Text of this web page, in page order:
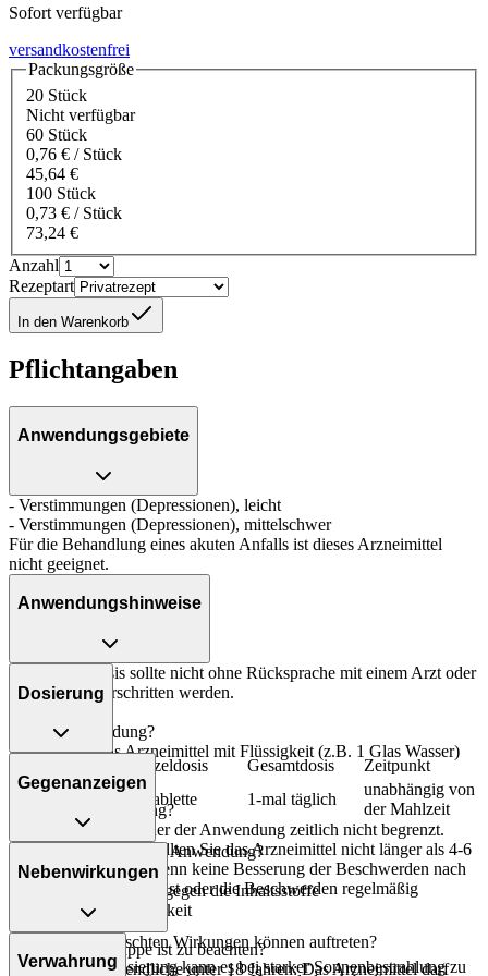
Sofort verfügbar
versandkostenfrei
Packungsgröße
20 Stück
Nicht verfügbar
60 Stück
0,76 € / Stück
45,64 €
100 Stück
0,73 € / Stück
73,24 €
Anzahl
Rezeptart
In den Warenkorb
Pflichtangaben
Anwendungsgebiete
- Verstimmungen (Depressionen), leicht
- Verstimmungen (Depressionen), mittelschwer
Für die Behandlung eines akuten Anfalls ist dieses Arzneimittel
nicht geeignet.
Anwendungshinweise
Die Gesamtdosis sollte nicht ohne Rücksprache mit einem Arzt oder
Apotheker überschritten werden.
Art der Anwendung?
Nehmen Sie das Arzneimittel mit Flüssigkeit (z.B. 1 Glas Wasser)
Dauer der Anwendung?
Prinzipiell ist die Dauer der Anwendung zeitlich nicht begrenzt.
Ohne ärztlichen Rat sollten Sie das Arzneimittel nicht länger als 4-6
Wochen anwenden, wenn keine Besserung der Beschwerden nach
dieser Zeit eingetreten ist oder die Beschwerden regelmäßig
wiederkehren.
Bei einer Überdosierung kann es bei starker Sonnenbestrahlung zu
Dosierung
Einzeldosis Gesamtdosis
Zeitpunkt
1 Tablette 1-mal täglich
unabhängig von
der Mahlzeit
Gegenanzeigen
Was spricht gegen eine Anwendung?
- Überempfindlichkeit gegen die Inhaltsstoffe
- Lichtüberempfindlichkeit
Welche Altersgruppe ist zu beachten?
- Kinder und Jugendliche unter 18 Jahren: Das Arzneimittel darf
Nebenwirkungen
Welche unerwünschten Wirkungen können auftreten?
Verwahrung